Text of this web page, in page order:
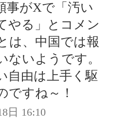
事がXで「汚い
やる」とコメン
は、中国では報
ないようです。
自由は上手く駆
ですね～！
日 16:10